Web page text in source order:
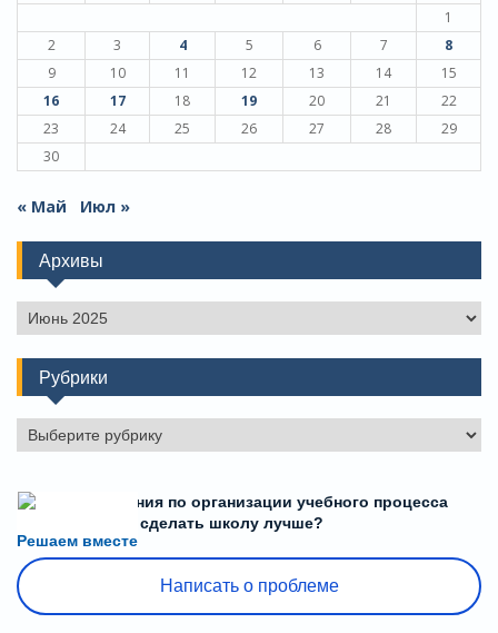
1
2
3 4 5 6 7
8
9
10 11 12 13 14
15
16
17 18 19 20 21
22
23
24 25 26 27 28
29
30
« Май Июл »
Архивы
Архивы
Рубрики
Рубрики
Решаем вместе
Есть предложения по организации учебного процесса
или знаете, как сделать школу лучше?
Написать о проблеме